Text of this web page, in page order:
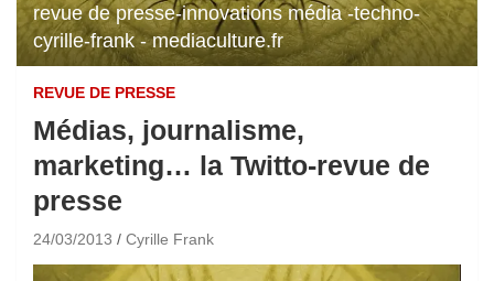
revue de presse-innovations média -techno-
cyrille-frank - mediaculture.fr
REVUE DE PRESSE
Médias, journalisme,
marketing… la Twitto-revue de
presse
24/03/2013 Cyrille Frank